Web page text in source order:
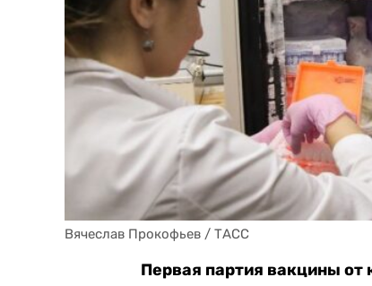
Вячеслав Прокофьев / ТАСС
Первая партия вакцины от